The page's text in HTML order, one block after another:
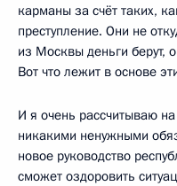
карманы за счёт таких,
преступление. Они не
из Москвы деньги берут,
Вот что лежит в основе
И я очень рассчитываю
никакими ненужными
новое руководство
сможет оздоровить